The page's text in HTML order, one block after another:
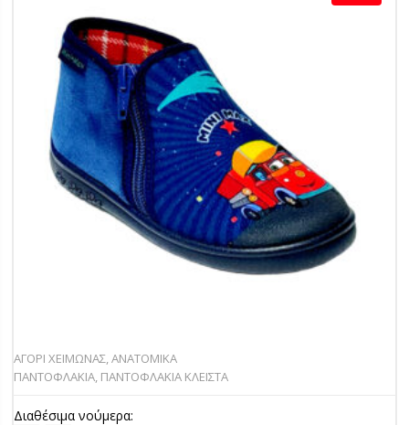
ΑΓΟΡΙ ΧΕΙΜΩΝΑΣ,ΑΝΑΤΟΜΙΚΑ
ΠΑΝΤΟΦΛΑΚΙΑ, ΠΑΝΤΟΦΛΑΚΙΑ ΚΛΕΙΣΤΑ
Διαθέσιμα νούμερα: